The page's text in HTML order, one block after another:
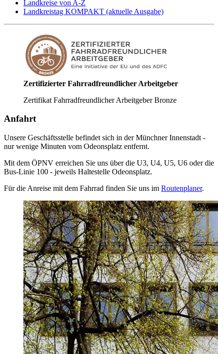
Landkreise von A-Z
Landkreistag KOMPAKT (aktuelle Ausgabe)
Zertifizierter Fahrradfreundlicher Arbeitgeber
Zertifikat Fahrradfreundlicher Arbeitgeber Bronze
Anfahrt
Unsere Geschäftsstelle befindet sich in der Münchner Innenstadt -
nur wenige Minuten vom Odeonsplatz entfernt.
Mit dem ÖPNV erreichen Sie uns über die U3, U4, U5, U6 oder die
Bus-Linie 100 - jeweils Haltestelle Odeonsplatz.
Für die Anreise mit dem Fahrrad finden Sie uns im Routenplaner.